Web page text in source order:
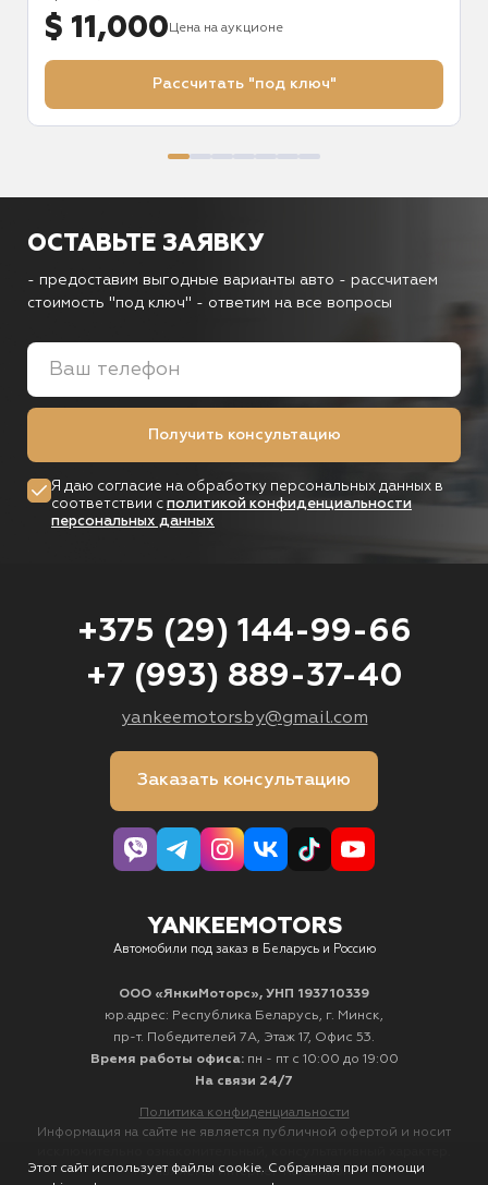
$ 11,000 Цена на аукционе
Рассчитать "под ключ"
ОСТАВЬТЕ ЗАЯВКУ
- предоставим выгодные варианты авто - рассчитаем
стоимость "под ключ" - ответим на все вопросы
Получить консультацию
Я даю согласие на обработку персональных данных в
соответствии с политикой конфиденциальности
персональных данных
+375 (29) 144-99-66
+7 (993) 889-37-40
yankeemotorsby@gmail.com
Заказать консультацию
YANKEEMOTORS
Автомобили под заказ в Беларусь и Россию
ООО «ЯнкиМоторс», УНП 193710339
юр.адрес: Республика Беларусь, г. Минск,
пр-т. Победителей 7А, Этаж 17, Офис 53.
Время работы офиса: пн - пт с 10:00 до 19:00
На связи 24/7
Политика конфиденциальности
Информация на сайте не является публичной офертой и носит
Не является интернет-магазином.
Этот сайт использует файлы cookie. Собранная при помощи